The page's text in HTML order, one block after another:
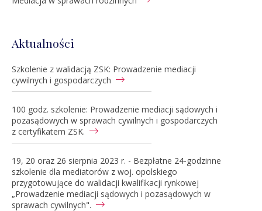
Aktualności
Szkolenie z walidacją ZSK: Prowadzenie mediacji
cywilnych i gospodarczych
100 godz. szkolenie: Prowadzenie mediacji sądowych i
pozasądowych w sprawach cywilnych i gospodarczych
z certyfikatem ZSK.
19, 20 oraz 26 sierpnia 2023 r. - Bezpłatne 24-godzinne
szkolenie dla mediatorów z woj. opolskiego
przygotowujące do walidacji kwalifikacji rynkowej
„Prowadzenie mediacji sądowych i pozasądowych w
sprawach cywilnych".